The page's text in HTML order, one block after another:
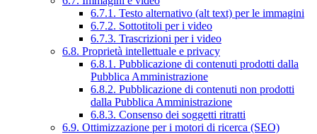
6.7.1. Testo alternativo (alt text) per le immagini
6.7.2. Sottotitoli per i video
6.7.3. Trascrizioni per i video
6.8. Proprietà intellettuale e privacy
6.8.1. Pubblicazione di contenuti prodotti dalla
Pubblica Amministrazione
6.8.2. Pubblicazione di contenuti non prodotti
dalla Pubblica Amministrazione
6.8.3. Consenso dei soggetti ritratti
6.9. Ottimizzazione per i motori di ricerca (SEO)